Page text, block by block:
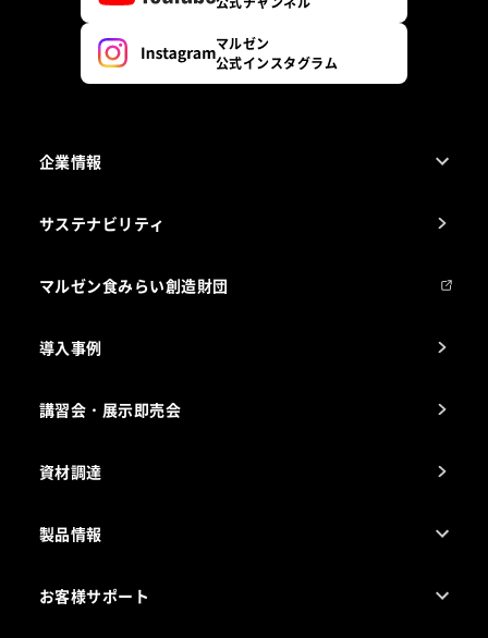
マルゼン
公式インスタグラム
企業情報
会社組織
製品の開発
事業所一覧
サステナビリティ
マルゼン食みらい創造財団
導入事例
講習会・展示即売会
資材調達
製品情報
お客様サポート